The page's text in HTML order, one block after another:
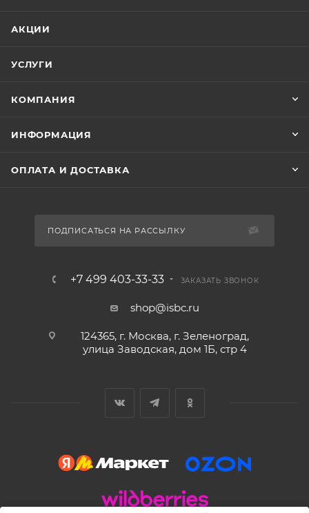
АКЦИИ
УСЛУГИ
КОМПАНИЯ
ИНФОРМАЦИЯ
ОПЛАТА И ДОСТАВКА
ПОДПИСАТЬСЯ НА РАССЫЛКУ
+7 499 403-33-33 ЗАКАЗАТЬ ЗВОНОК
shop@isbc.ru
124365, г. Москва, г. Зеленоград,
улица Заводская, дом 1Б, стр 4